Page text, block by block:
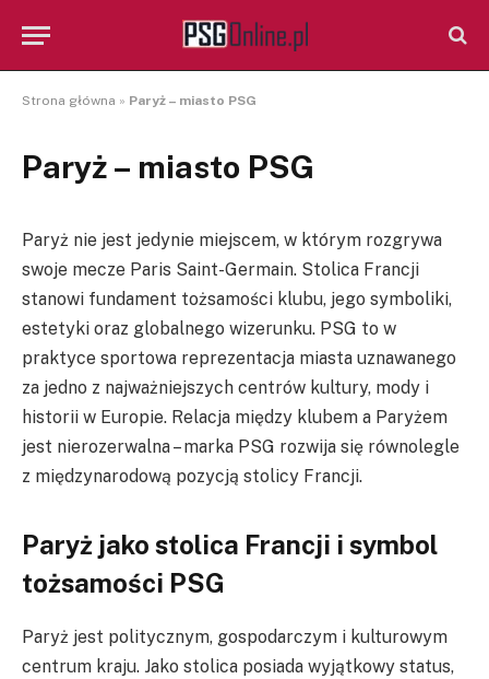
Strona główna » Paryż – miasto PSG
Paryż – miasto PSG
Paryż nie jest jedynie miejscem, w którym rozgrywa
swoje mecze Paris Saint-Germain. Stolica Francji
stanowi fundament tożsamości klubu, jego symboliki,
estetyki oraz globalnego wizerunku. PSG to w
praktyce sportowa reprezentacja miasta uznawanego
za jedno z najważniejszych centrów kultury, mody i
historii w Europie. Relacja między klubem a Paryżem
jest nierozerwalna – marka PSG rozwija się równolegle
z międzynarodową pozycją stolicy Francji.
Paryż jako stolica Francji i symbol
tożsamości PSG
Paryż jest politycznym, gospodarczym i kulturowym
centrum kraju. Jako stolica posiada wyjątkowy status,